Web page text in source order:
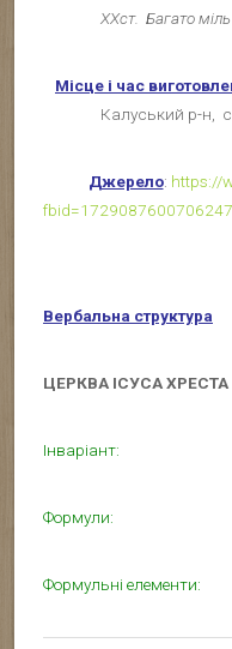
XXст. Багато
Місце і час
Калуський р-н,
Джерело: https://
Вербальна структура
ЦЕРКВА ІСУСА ХРЕСТА
Інваріант:
Формули:
Формульні елементи: